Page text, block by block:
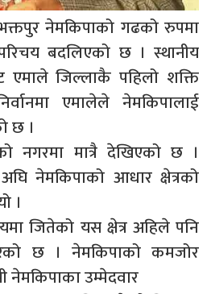
नेमकिपाको गढको रुपमा
बदलिएको छ । स्थानीय
एमाले जिल्लाकै पहिलो शक्ति
एमालेले नेमकिपालाई
छ ।
नगरमा मात्रै देखिएको छ ।
नेमकिपाको आधार क्षेत्रको
।
जितेको यस क्षेत्र अहिले पनि
छ । नेमकिपाको कमजोर
नेमकिपाका उम्मेदवार